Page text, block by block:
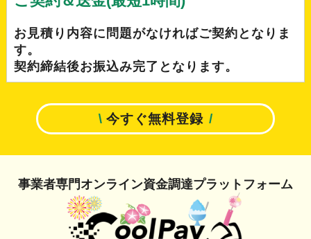
お見積り内容に問題がなければご契約となりま
す。
契約締結後お振込み完了となります。
/今すぐ無料登録 /
事業者専門オンライン資金調達プラットフォーム